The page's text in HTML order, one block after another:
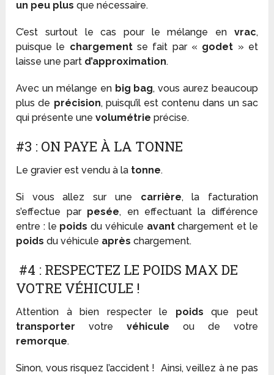
un peu plus que nécessaire.
C’est surtout le cas pour le mélange en vrac,
puisque le chargementse fait par « godet » et
laisse une part d’approximation.
Avec un mélange en big bag, vous aurez beaucoup
plus de précision, puisqu’il est contenu dans un sac
qui présente unevolumétrie précise.
#3 : ON PAYE À LA TONNE
Le gravier est vendu à la tonne.
Si vous allez sur une carrière, la facturation
s’effectue par pesée, en effectuant la différence
entre : le poids du véhicule avantchargement et le
poids du véhicule après chargement.
#4 : RESPECTEZ LE POIDS MAX DE
VOTRE VÉHICULE !
Attention à bien respecter le poids que peut
transporter votrevéhicule ou de votre
remorque.
Sinon, vous risquez l’accident ! Ainsi, veillez à ne pas